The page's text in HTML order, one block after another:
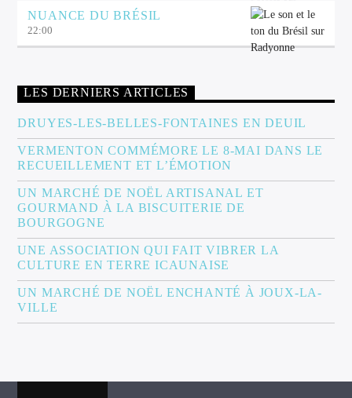
NUANCE DU BRÉSIL
22:00
LES DERNIERS ARTICLES
DRUYES-LES-BELLES-FONTAINES EN DEUIL
VERMENTON COMMÉMORE LE 8-MAI DANS LE
RECUEILLEMENT ET L’ÉMOTION
UN MARCHÉ DE NOËL ARTISANAL ET
GOURMAND À LA BISCUITERIE DE
BOURGOGNE
UNE ASSOCIATION QUI FAIT VIBRER LA
CULTURE EN TERRE ICAUNAISE
UN MARCHÉ DE NOËL ENCHANTÉ À JOUX-LA-
VILLE